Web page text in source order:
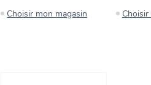
Choisir mon magasin